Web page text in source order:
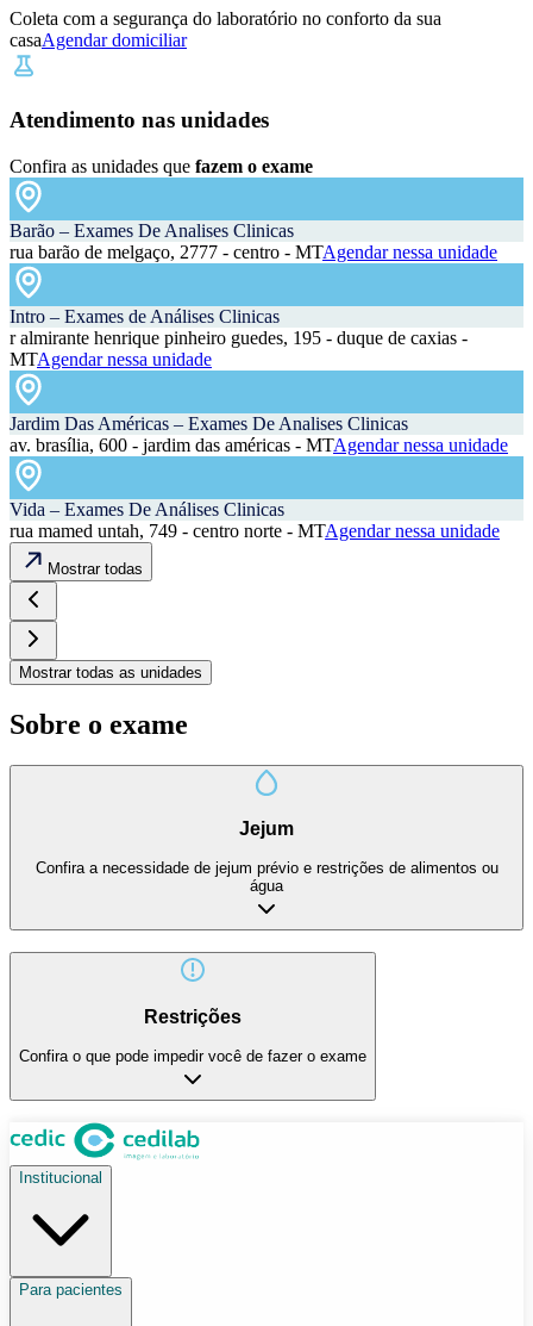
Coleta com a segurança do laboratório no conforto da sua
casaAgendar domiciliar
Atendimento nas unidades
Confira as unidades que fazem o exame
Barão – Exames De Analises Clinicas
rua barão de melgaço, 2777 - centro - MTAgendar nessa unidade
Intro – Exames de Análises Clinicas
r almirante henrique pinheiro guedes, 195 - duque de caxias -
MTAgendar nessa unidade
Jardim Das Américas – Exames De Analises Clinicas
av. brasília, 600 - jardim das américas - MTAgendar nessa unidade
Vida – Exames De Análises Clinicas
rua mamed untah, 749 - centro norte - MTAgendar nessa unidade
Mostrar todas
Mostrar todas as unidades
Sobre o exame
Jejum
Confira a necessidade de jejum prévio e restrições de alimentos ou
água
Restrições
Confira o que pode impedir você de fazer o exame
Institucional
Para pacientes